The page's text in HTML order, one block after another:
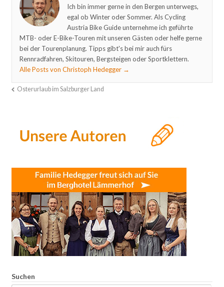
Ich bin immer gerne in den Bergen unterwegs,
egal ob Winter oder Sommer. Als Cycling
Austria Bike Guide unternehme ich geführte
MTB- oder E-Bike-Touren mit unseren Gästen oder helfe gerne
bei der Tourenplanung. Tipps gibt's bei mir auch fürs
Rennradfahren, Skitouren, Bergsteigen oder Sportklettern.
Alle Posts von Christoph Hedegger →
Osterurlaub im Salzburger Land
Suchen